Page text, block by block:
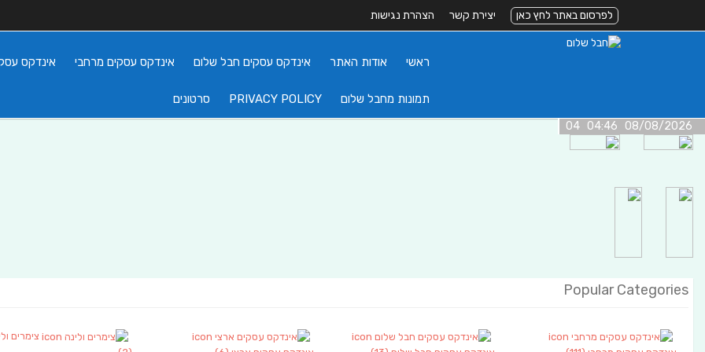
לפרסום באתר לחץ כאן יצירת קשר הצהרת נגישות
ראשי אודות האתר אינדקס עסקים חבל שלום אינדקס עסקים מרחבי אינדקס
תמונות מחבל שלום PRIVACY POLICY סרטונים
08/08/2026 04:46 04
Popular Categories
צימרים